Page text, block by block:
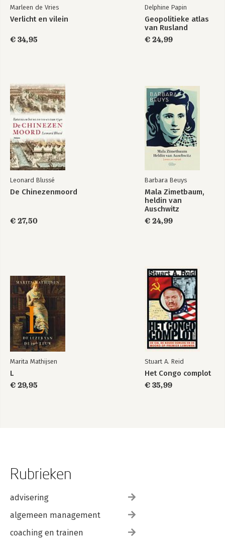
Marleen de Vries
Verlicht en vilein
€ 34,95
Delphine Papin
Geopolitieke atlas
van Rusland
€ 24,99
Leonard Blussé
De Chinezenmoord
€ 27,50
Barbara Beuys
Mala Zimetbaum,
heldin van
Auschwitz
€ 24,99
Marita Mathijsen
L
€ 29,95
Stuart A. Reid
Het Congo complot
€ 35,99
Rubrieken
advisering
algemeen management
coaching en trainen